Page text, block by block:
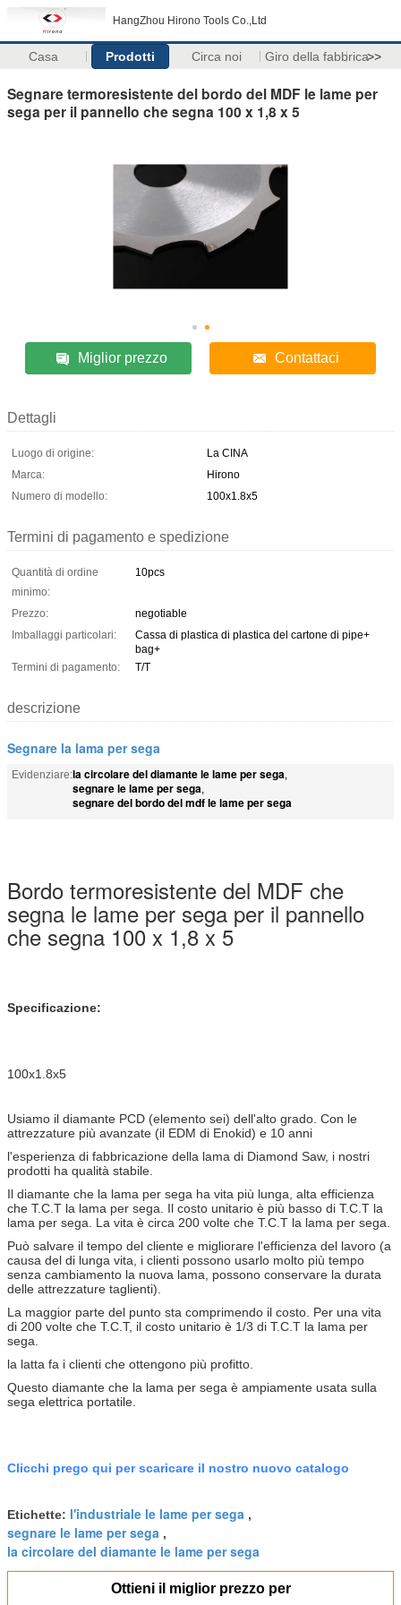
HangZhou Hirono Tools Co.,Ltd
Casa Prodotti Circa noi Giro della fabbrica>>
Segnare termoresistente del bordo del MDF le lame per
sega per il pannello che segna 100 x 1,8 x 5
Miglior prezzo Contattaci
Dettagli
Luogo di origine:
La CINA
Marca:
Hirono
Numero di modello:
100x1.8x5
Termini di pagamento e spedizione
Quantità di ordine
minimo:
10pcs
Prezzo:
negotiable
Imballaggi particolari:
Cassa di plastica di plastica del cartone di pipe+
bag+
Termini di pagamento:
T/T
descrizione
Segnare la lama per sega
Evidenziare:la circolare del diamante le lame per sega,
segnare le lame per sega,
segnare del bordo del mdf le lame per sega
Bordo termoresistente del MDF che
segna le lame per sega per il pannello
che segna 100 x 1,8 x 5
Specificazione:
100x1.8x5
Usiamo il diamante PCD (elemento sei) dell'alto grado. Con le
attrezzature più avanzate (il EDM di Enokid) e 10 anni
l'esperienza di fabbricazione della lama di Diamond Saw, i nostri
prodotti ha qualità stabile.
Il diamante che la lama per sega ha vita più lunga, alta efficienza
che T.C.T la lama per sega. Il costo unitario è più basso di T.C.T la
lama per sega. La vita è circa 200 volte che T.C.T la lama per sega.
Può salvare il tempo del cliente e migliorare l'efficienza del lavoro (a
causa del di lunga vita, i clienti possono usarlo molto più tempo
senza cambiamento la nuova lama, possono conservare la durata
delle attrezzature taglienti).
La maggior parte del punto sta comprimendo il costo. Per una vita
di 200 volte che T.C.T, il costo unitario è 1/3 di T.C.T la lama per
sega.
la latta fa i clienti che ottengono più profitto.
Questo diamante che la lama per sega è ampiamente usata sulla
sega elettrica portatile.
Clicchi prego qui per scaricare il nostro nuovo catalogo
Etichette: l'industriale le lame per sega ,
segnare le lame per sega ,
la circolare del diamante le lame per sega
Ottieni il miglior prezzo per